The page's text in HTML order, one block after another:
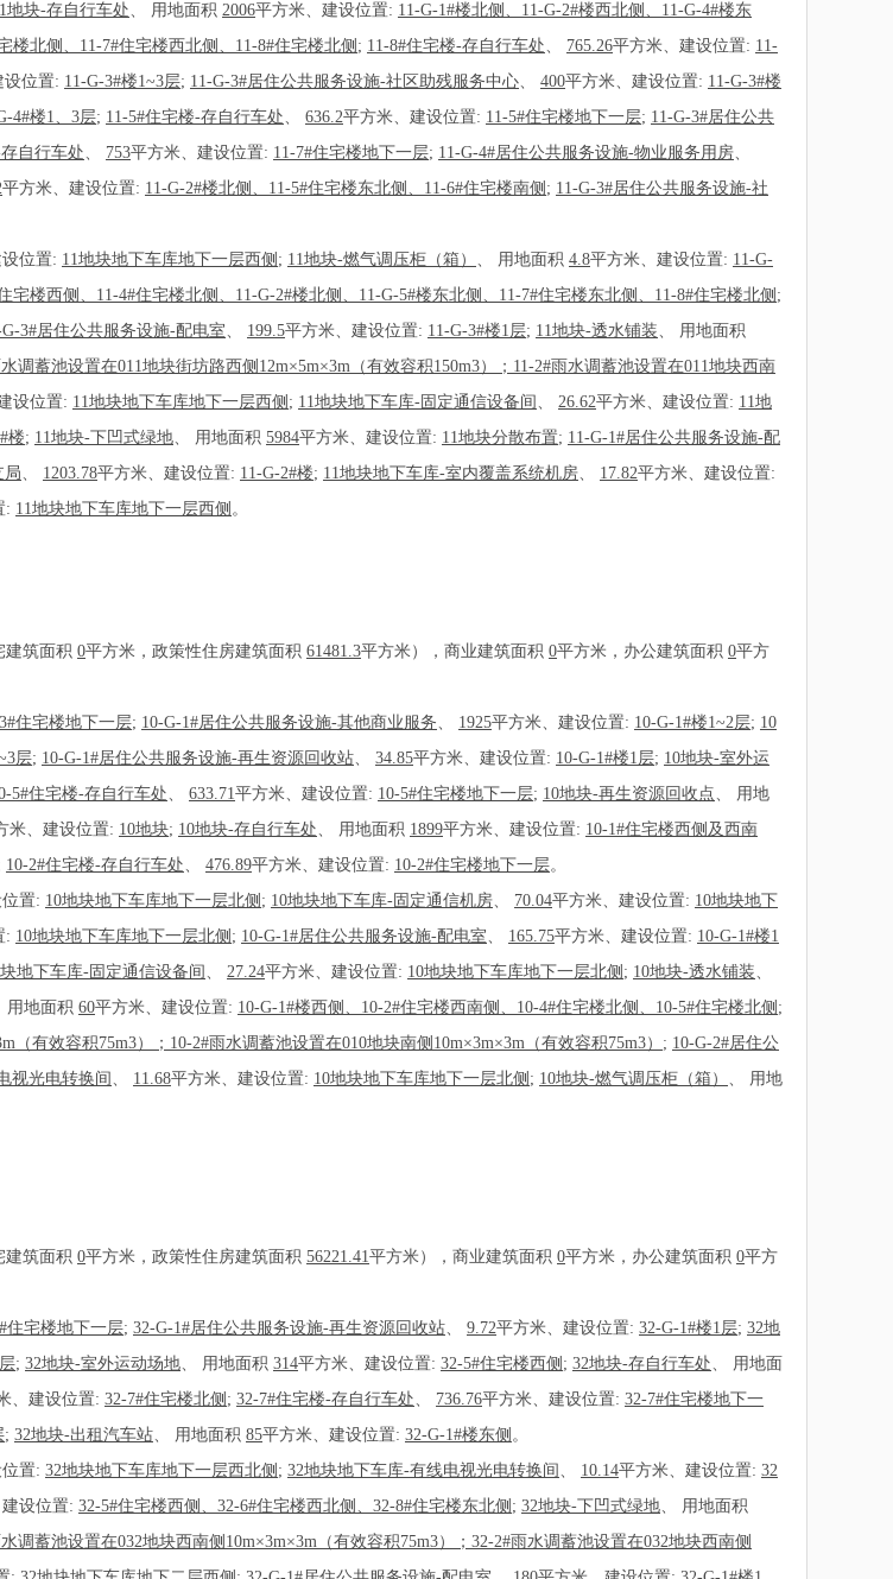
地块-存自行车处、 用地面积 2006平方米、建设位置: 11-G-1#楼北侧、11-G-2#楼西北侧、11-G-4#楼东
楼北侧、11-7#住宅楼西北侧、11-8#住宅楼北侧 ; 11-8#住宅楼-存自行车处、 765.26平方米、建设位置: 11-
设位置: 11-G-3#楼1~3层; 11-G-3#居住公共服务设施-社区助残服务中心、 400平方米、建设位置: 11-G-3#楼
4#楼1、3层; 11-5#住宅楼-存自行车处、 636.2平方米、建设位置: 11-5#住宅楼地下一层; 11-G-3#居住公共
自行车处、 753平方米、建设位置: 11-7#住宅楼地下一层; 11-G-4#居住公共服务设施-物业服务用房、
平方米、建设位置: 11-G-2#楼北侧、11-5#住宅楼东北侧、11-6#住宅楼南侧 ; 11-G-3#居住公共服务设施-社
位置: 11地块地下车库地下一层西侧 ; 11地块-燃气调压柜（箱） 、 用地面积 4.8平方米、建设位置: 11-G-
宅楼西侧、11-4#住宅楼北侧、11-G-2#楼北侧、11-G-5#楼东北侧、11-7#住宅楼东北侧、11-8#住宅楼北侧 ;
G-3#居住公共服务设施-配电室、 199.5平方米、建设位置: 11-G-3#楼1层; 11地块-透水铺装、 用地面积
水调蓄池设置在011地块街坊路西侧12m×5m×3m（有效容积150m3）；11-2#雨水调蓄池设置在011地块西南
设位置: 11地块地下车库地下一层西侧 ; 11地块地下车库-固定通信设备间 、 26.62平方米、建设位置: 11地
楼; 11地块-下凹式绿地、 用地面积 5984平方米、建设位置: 11地块分散布置; 11-G-1#居住公共服务设施-配
局、 1203.78平方米、建设位置: 11-G-2#楼; 11地块地下车库-室内覆盖系统机房、 17.82平方米、建设位置:
: 11地块地下车库地下一层西侧 。
建筑面积 0平方米，政策性住房建筑面积 61481.3平方米），商业建筑面积 0平方米，办公建筑面积 0平方
住宅楼地下一层; 10-G-1#居住公共服务设施-其他商业服务、 1925平方米、建设位置: 10-G-1#楼1~2层; 10
层; 10-G-1#居住公共服务设施-再生资源回收站、 34.85平方米、建设位置: 10-G-1#楼1层; 10地块-室外运
5#住宅楼-存自行车处、 633.71平方米、建设位置: 10-5#住宅楼地下一层; 10地块-再生资源回收点、 用地
米、建设位置: 10地块; 10地块-存自行车处、 用地面积 1899平方米、建设位置: 10-1#住宅楼西侧及西南
10-2#住宅楼-存自行车处、 476.89平方米、建设位置: 10-2#住宅楼地下一层。
置: 10地块地下车库地下一层北侧 ; 10地块地下车库-固定通信机房、 70.04平方米、建设位置: 10地块地下
: 10地块地下车库地下一层北侧 ; 10-G-1#居住公共服务设施-配电室、 165.75平方米、建设位置: 10-G-1#楼1
地下车库-固定通信设备间、 27.24平方米、建设位置: 10地块地下车库地下一层北侧 ; 10地块-透水铺装、
用地面积 60平方米、建设位置: 10-G-1#楼西侧、10-2#住宅楼西南侧、10-4#住宅楼北侧、10-5#住宅楼北侧 ;
（有效容积75m3）；10-2#雨水调蓄池设置在010地块南侧10m×3m×3m（有效容积75m3） ; 10-G-2#居住公
视光电转换间 、 11.68平方米、建设位置: 10地块地下车库地下一层北侧 ; 10地块-燃气调压柜（箱） 、 用地
建筑面积 0平方米，政策性住房建筑面积 56221.41平方米），商业建筑面积 0平方米，办公建筑面积 0平方
住宅楼地下一层; 32-G-1#居住公共服务设施-再生资源回收站、 9.72平方米、建设位置: 32-G-1#楼1层; 32地
; 32地块-室外运动场地、 用地面积 314平方米、建设位置: 32-5#住宅楼西侧 ; 32地块-存自行车处、 用地面
、建设位置: 32-7#住宅楼北侧 ; 32-7#住宅楼-存自行车处、 736.76平方米、建设位置: 32-7#住宅楼地下一
; 32地块-出租汽车站、 用地面积 85平方米、建设位置: 32-G-1#楼东侧 。
置: 32地块地下车库地下一层西北侧 ; 32地块地下车库-有线电视光电转换间 、 10.14平方米、建设位置: 32
设位置: 32-5#住宅楼西侧、32-6#住宅楼西北侧、32-8#住宅楼东北侧 ; 32地块-下凹式绿地、 用地面积
调蓄池设置在032地块西南侧10m×3m×3m（有效容积75m3）；32-2#雨水调蓄池设置在032地块西南侧